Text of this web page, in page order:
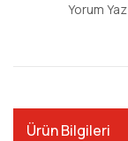
Yorum Yaz
Ürün Bilgileri